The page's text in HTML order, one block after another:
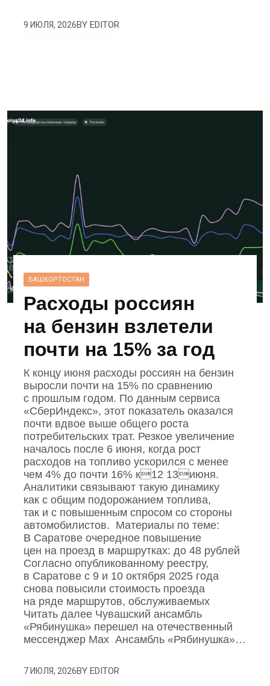
9 ИЮЛЯ, 2026BYEDITOR
БАШКОРТОСТАН
Расходы россиян
на бензин взлетели
почти на 15% за год
К концу июня расходы россиян на бензин
выросли почти на 15% по сравнению
с прошлым годом. По данным сервиса
«СберИндекс», этот показатель оказался
почти вдвое выше общего роста
потребительских трат. Резкое увеличение
началось после 6 июня, когда рост
расходов на топливо ускорился с менее
чем 4% до почти 16% к12 13июня.
Аналитики связывают такую динамику
как с общим подорожанием топлива,
так и с повышенным спросом со стороны
автомобилистов. Материалы по теме:
В Саратове очередное повышение
цен на проезд в маршрутках: до 48 рублей
Согласно опубликованному реестру,
в Саратове с 9 и 10 октября 2025 года
снова повысили стоимость проезда
на ряде маршрутов, обслуживаемых
Читать далее Чувашский ансамбль
«Рябинушка» перешел на отечественный
мессенджер Max Ансамбль «Рябинушка»…
7 ИЮЛЯ, 2026BYEDITOR